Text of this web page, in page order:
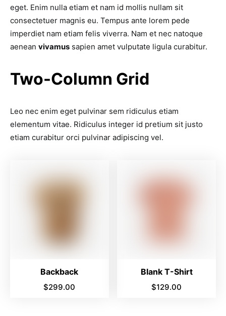
eget. Enim nulla etiam et nam id mollis nullam sit
consectetuer magnis eu. Tempus ante lorem pede
imperdiet nam etiam felis viverra. Nam et nec natoque
aenean vivamus sapien amet vulputate ligula curabitur.
Two-Column Grid
Leo nec enim eget pulvinar sem ridiculus etiam
elementum vitae. Ridiculus integer id pretium sit justo
etiam curabitur orci pulvinar adipiscing vel.
Backback
$299.00
Blank T-Shirt
$129.00